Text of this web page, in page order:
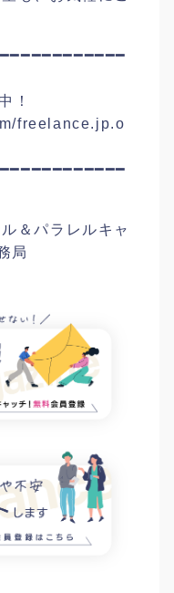
！
freelance.jp.o
＆パラレルキャ
局